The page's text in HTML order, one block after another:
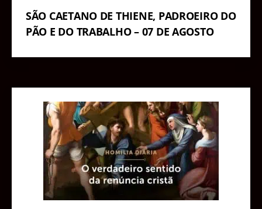
SÃO CAETANO DE THIENE, PADROEIRO DO
PÃO E DO TRABALHO – 07 DE AGOSTO